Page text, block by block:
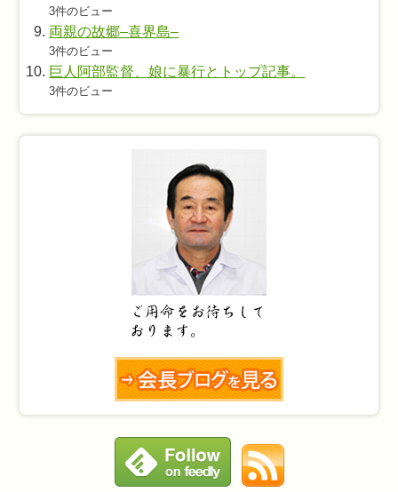
3件のビュー
両親の故郷–喜界島–
3件のビュー
巨人阿部監督、娘に暴行とトップ記事。
3件のビュー